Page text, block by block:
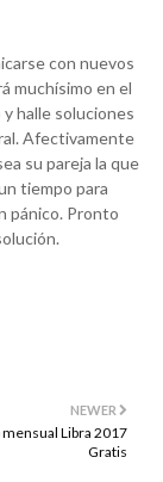
con nuevos
muchísimo en el
halle soluciones
Afectivamente
su pareja la que
tiempo para
pánico. Pronto
NEWER
Libra 2017
Gratis